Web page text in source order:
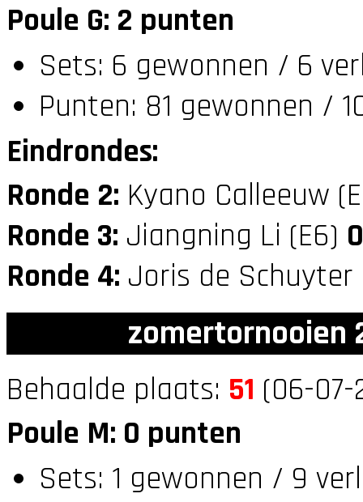
Poule G: 2 punten
Sets: 6 gewonnen / 6
Punten: 81 gewonnen /
Eindrondes:
Ronde 2: Kyano Calleeuw
Ronde 3: Jiangning Li (E6) 0
Ronde 4: Joris de
zomertornooien
Behaalde plaats: 51 (06-07-
Poule M: 0 punten
Sets: 1 gewonnen / 9